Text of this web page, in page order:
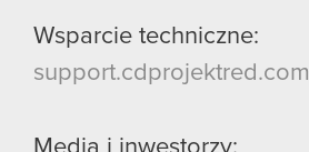
Wsparcie techniczne:
support.cdprojektred.com